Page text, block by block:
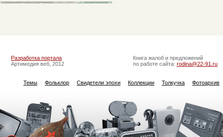
Разработка портала
Артимедия веб, 2012
Книга жалоб и предложений
по работе сайта: rodina@22-91.ru
Темы Фольклор Свидетели эпохи Коллекции Толкучка Фотоархив